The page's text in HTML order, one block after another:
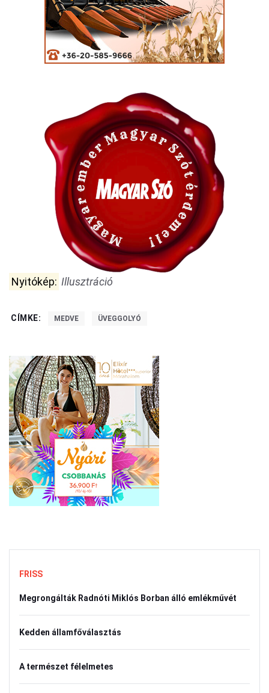
Nyitókép: Illusztráció
CÍMKE: MEDVE ÜVEGGOLYÓ
FRISS
Megrongálták Radnóti Miklós Borban álló emlékművét
Kedden államfőválasztás
A természet félelmetes